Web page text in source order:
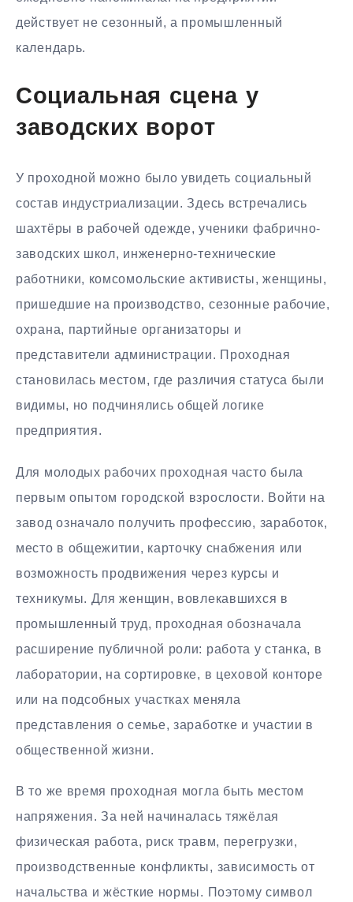
действует не сезонный, а промышленный
календарь.
Социальная сцена у
заводских ворот
У проходной можно было увидеть социальный
состав индустриализации. Здесь встречались
шахтёры в рабочей одежде, ученики фабрично-
заводских школ, инженерно-технические
работники, комсомольские активисты, женщины,
пришедшие на производство, сезонные рабочие,
охрана, партийные организаторы и
представители администрации. Проходная
становилась местом, где различия статуса были
видимы, но подчинялись общей логике
предприятия.
Для молодых рабочих проходная часто была
первым опытом городской взрослости. Войти на
завод означало получить профессию, заработок,
место в общежитии, карточку снабжения или
возможность продвижения через курсы и
техникумы. Для женщин, вовлекавшихся в
промышленный труд, проходная обозначала
расширение публичной роли: работа у станка, в
лаборатории, на сортировке, в цеховой конторе
или на подсобных участках меняла
представления о семье, заработке и участии в
общественной жизни.
В то же время проходная могла быть местом
напряжения. За ней начиналась тяжёлая
физическая работа, риск травм, перегрузки,
производственные конфликты, зависимость от
начальства и жёсткие нормы. Поэтому символ